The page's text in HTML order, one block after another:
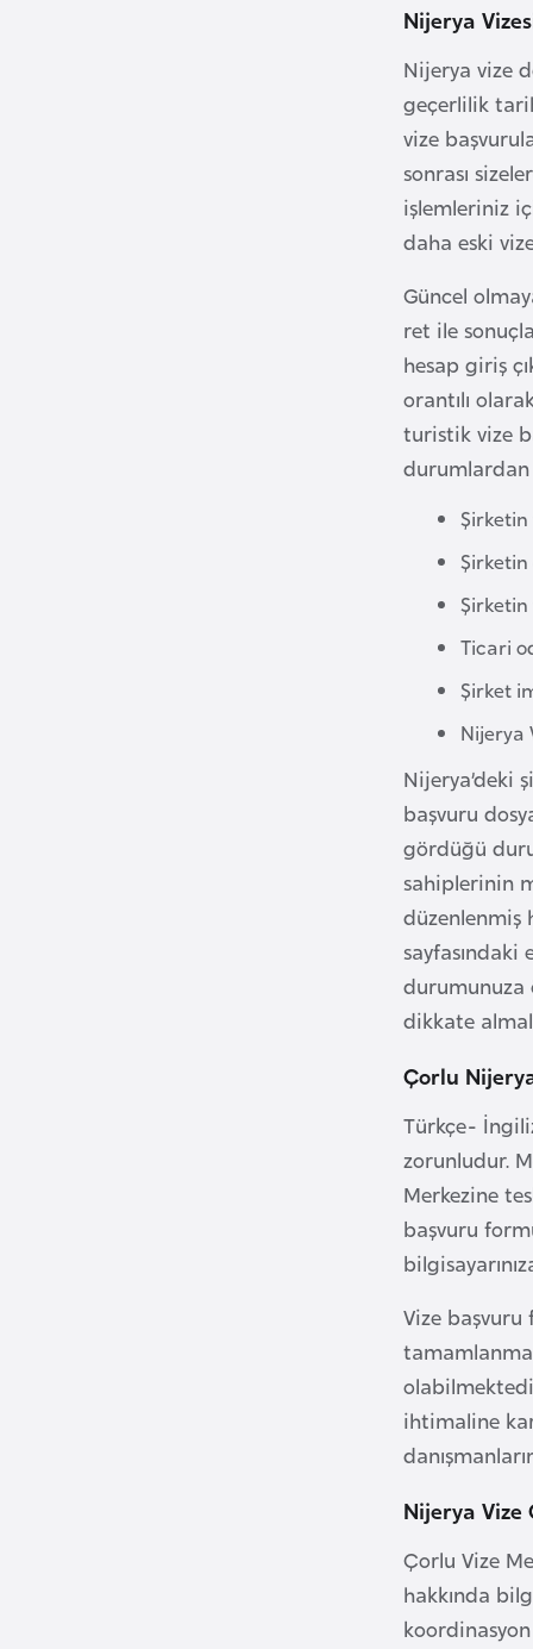
Nijerya
Nijerya vize
geçerlilik
vize
sonrası
işlemleriniz
daha eski
Güncel
ret ile
hesap giriş
orantılı
turistik vize
durumlardan
Şirketin
Ticari
Şirket
Nijerya
Nijerya’deki
başvuru
gördüğü
sahiplerinin
düzenlenmiş
durumunuza
dikkate
Çorlu
Türkçe-
zorunludur.
Merkezine
başvuru
Vize
ihtimaline
Nijerya Vize
Çorlu Vize
hakkında